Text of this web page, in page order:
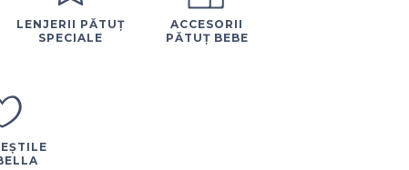
LENJERII PĂTUȚ
SPECIALE
ACCESORII
PĂTUȚ BEBE